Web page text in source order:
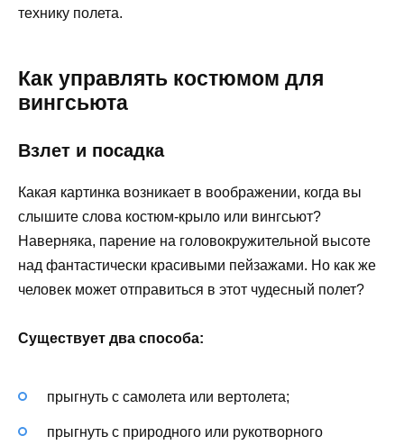
технику полета.
Как управлять костюмом для
вингсьюта
Взлет и посадка
Какая картинка возникает в воображении, когда вы
слышите слова костюм-крыло или вингсьют?
Наверняка, парение на головокружительной высоте
над фантастически красивыми пейзажами. Но как же
человек может отправиться в этот чудесный полет?
Существует два способа:
прыгнуть с самолета или вертолета;
прыгнуть с природного или рукотворного